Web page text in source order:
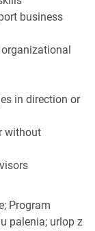
business
in direction or
without
Program
palenia; urlop z